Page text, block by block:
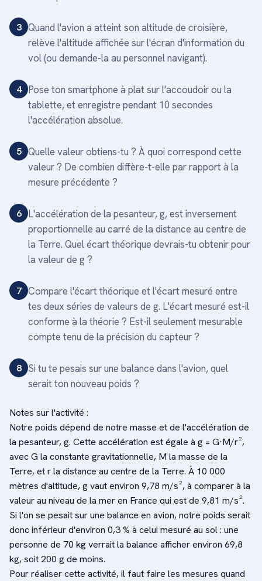
3 Quand l'avion a atteint son altitude de croisière,
relève l'altitude affichée sur l'écran d'information du
vol (ou demande-la au personnel navigant).
4 Pose ton smartphone à plat sur l'accoudoir ou la
tablette, et enregistre pendant 10 secondes
l'accélération absolue.
5 Quelle valeur obtiens-tu ? À quoi correspond cette
valeur ? De combien diffère-t-elle par rapport à la
mesure précédente ?
6 L'accélération de la pesanteur, g, est inversement
proportionnelle au carré de la distance au centre de
la Terre. Quel écart théorique devrais-tu obtenir pour
la valeur de g ?
7 Compare l'écart théorique et l'écart mesuré entre
tes deux séries de valeurs de g. L'écart mesuré est-il
conforme à la théorie ? Est-il seulement mesurable
compte tenu de la précision du capteur ?
8 Si tu te pesais sur une balance dans l'avion, quel
serait ton nouveau poids ?
Notes sur l'activité :
Notre poids dépend de notre masse et de l'accélération de
la pesanteur, g. Cette accélération est égale à g = G·M/r²,
avec G la constante gravitationnelle, M la masse de la
Terre, et r la distance au centre de la Terre. À 10 000
mètres d'altitude, g vaut environ 9,78 m/s², à comparer à la
valeur au niveau de la mer en France qui est de 9,81 m/s².
Si l'on se pesait sur une balance en avion, notre poids serait
donc inférieur d'environ 0,3 % à celui mesuré au sol : une
personne de 70 kg verrait la balance afficher environ 69,8
kg, soit 200 g de moins.
Pour réaliser cette activité, il faut faire les mesures quand